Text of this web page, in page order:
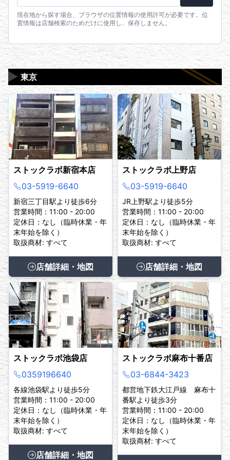
現在地から探す場合、ブラウザの位置情報の使用許可が必要です。位
置情報は店舗検索のためだけに使用し、保存しません。
東京
▶
ストックラボ新宿本店
03-5919-6640
新宿三丁目駅より徒歩6分
営業時間：11:00 - 20:00
定休日：なし（臨時休業・年
末年始を除く）
取扱商材: すべて
店舗詳細・地図
ストックラボ上野店
03-5919-6640
JR上野駅より徒歩5分
営業時間：11:00 - 20:00
定休日：なし（臨時休業・年
末年始を除く）
取扱商材: すべて
店舗詳細・地図
ストックラボ池袋店
0359196640
各線池袋駅より徒歩5分
営業時間：11:00 - 20:00
定休日：なし（臨時休業・年
末年始を除く）
取扱商材: すべて
店舗詳細・地図
ストックラボ麻布十番店
03-6844-3423
都営地下鉄大江戸線 麻布十
番駅より徒歩3分
営業時間：11:00 - 20:00
定休日：なし（臨時休業・年
末年始を除く）
取扱商材: すべて